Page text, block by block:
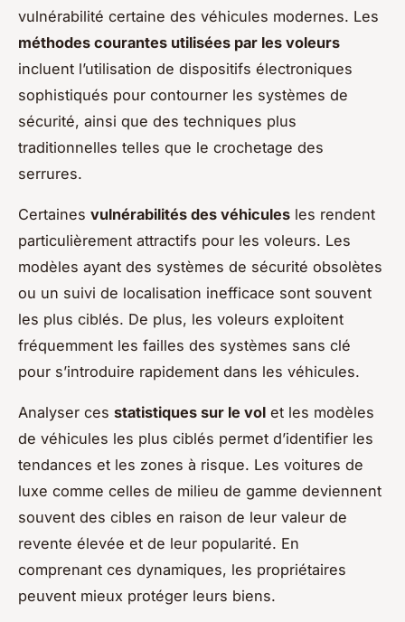
vulnérabilité certaine des véhicules modernes. Les
méthodes courantes utilisées par les voleurs
incluent l’utilisation de dispositifs électroniques
sophistiqués pour contourner les systèmes de
sécurité, ainsi que des techniques plus
traditionnelles telles que le crochetage des
serrures.
Certaines vulnérabilités des véhicules les rendent
particulièrement attractifs pour les voleurs. Les
modèles ayant des systèmes de sécurité obsolètes
ou un suivi de localisation inefficace sont souvent
les plus ciblés. De plus, les voleurs exploitent
fréquemment les failles des systèmes sans clé
pour s’introduire rapidement dans les véhicules.
Analyser ces statistiques sur le vol et les modèles
de véhicules les plus ciblés permet d’identifier les
tendances et les zones à risque. Les voitures de
luxe comme celles de milieu de gamme deviennent
souvent des cibles en raison de leur valeur de
revente élevée et de leur popularité. En
comprenant ces dynamiques, les propriétaires
peuvent mieux protéger leurs biens.